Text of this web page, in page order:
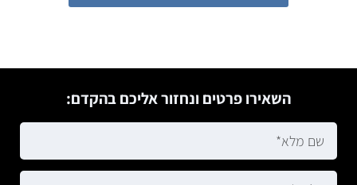
השאירו פרטים ונחזור אליכם בהקדם: